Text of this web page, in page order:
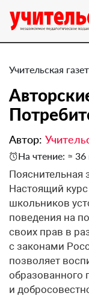
Учительская
Автор:
На чтение: ≈ 36
Пояснительная
Настоящий
школьников
поведения на
своих прав в
с законами
позволяет
образованного
и